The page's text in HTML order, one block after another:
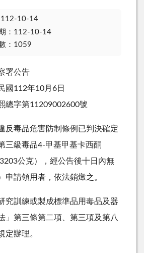
112-10-14
：112-10-14
：1059
署公告
國112年10月6日
總字第11209002600號
反毒品危害防制條例已判決確定
三級毒品4-甲基甲基卡西酮
3203公克），經公告後十日內無
申請領用者，依法銷燬之。
究訓練或製成標準品用毒品及器
」第三條第二項、第三項及第八
定辦理。